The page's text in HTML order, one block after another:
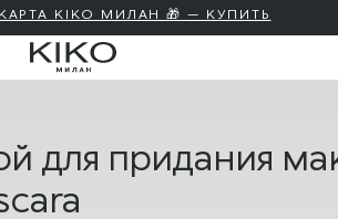
KIKO МИЛАН 🎁 — КУПИТЬ
для придания